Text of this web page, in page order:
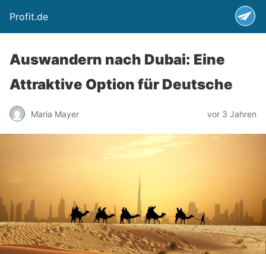
Profit.de
Auswandern nach Dubai: Eine
Attraktive Option für Deutsche
Maria Mayer vor 3 Jahren